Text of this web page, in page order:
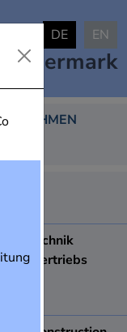
DE EN
Steiermark
und Vertriebs